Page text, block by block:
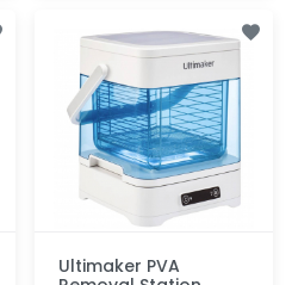
rapide
Ultimaker PVA